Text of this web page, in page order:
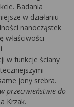
Badania
w działaniu
nanocząstek
właściwości
w funkcje ściany
jony srebra.
przeciwieństwie do
Krzak.